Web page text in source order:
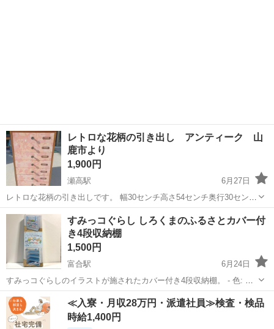
レトロな花柄の引き出し アンティーク 山
鹿市より
1,900円
瀬高駅
6月27日
レトロな花柄の引き出しです。 幅30センチ高さ54センチ奥行30センチ
くらいです。 かなり昔の引き出しです。 受け渡しは道の駅鹿北にてお
願いします。
熊本 山鹿市 収納家具
すみっコぐらし しろくまのふるさとカバー付
き4段収納棚
1,500円
富合駅
6月24日
すみっコぐらしのイラストが施されたカバー付き4段収納棚。 - 色: 青
色 - 特徴: イラスト付きデザイン - サイズ: 4段 - セット内容: 組み立て
式
熊本 熊本市 富合駅 収納家具 すみっコぐらし
≪入寮・月収28万円・派遣社員≫検査・検品
時給1,400円